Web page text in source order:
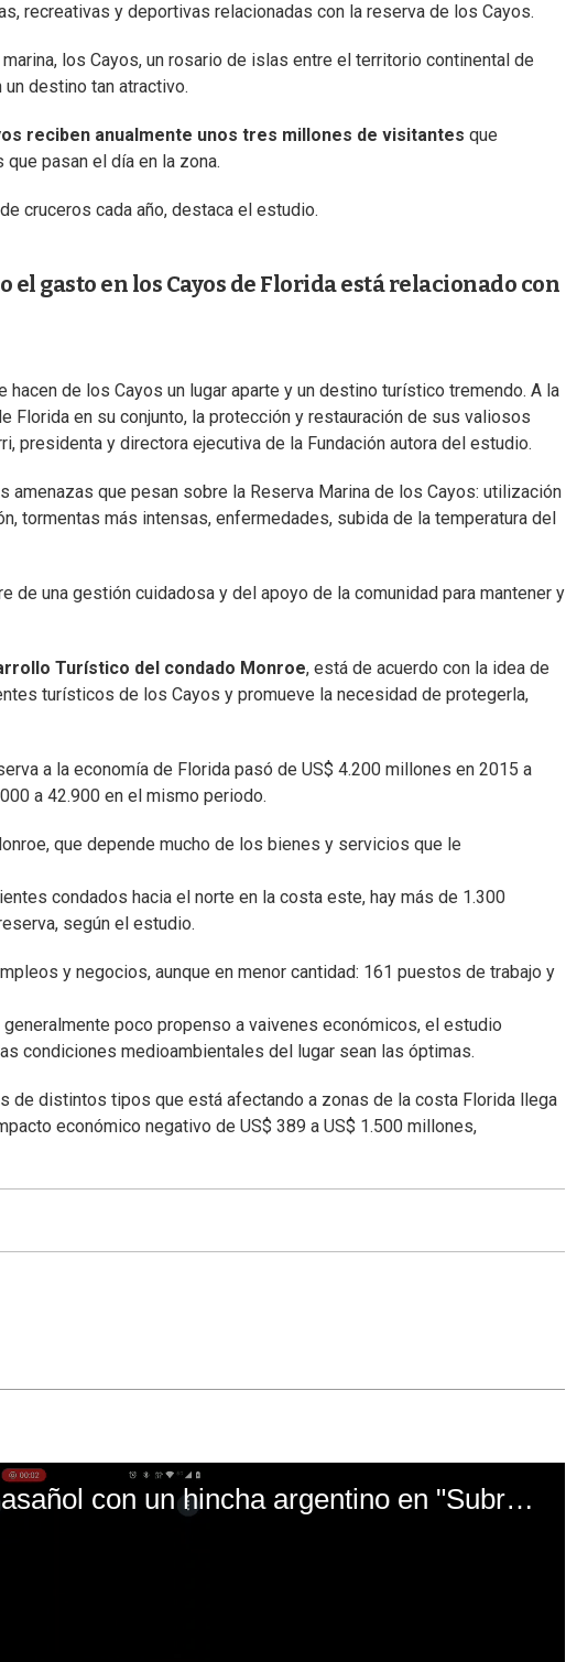
recreativas y deportivas relacionadas con la reserva de los Cayos.
los Cayos, un rosario de islas entre el territorio continental de
un destino tan atractivo.
reciben anualmente unos tres millones de visitantes que
pasan el día en la zona.
cruceros cada año, destaca el estudio.
el gasto en los Cayos de Florida está relacionado con
de los Cayos un lugar aparte y un destino turístico tremendo. A la
Florida en su conjunto, la protección y restauración de sus valiosos
presidenta y directora ejecutiva de la Fundación autora del estudio.
amenazas que pesan sobre la Reserva Marina de los Cayos: utilización
tormentas más intensas, enfermedades, subida de la temperatura del
de una gestión cuidadosa y del apoyo de la comunidad para mantener y
Turístico del condado Monroe, está de acuerdo con la idea de
turísticos de los Cayos y promueve la necesidad de protegerla,
a la economía de Florida pasó de US$ 4.200 millones en 2015 a
a 42.900 en el mismo periodo.
que depende mucho de los bienes y servicios que le
condados hacia el norte en la costa este, hay más de 1.300
según el estudio.
y negocios, aunque en menor cantidad: 161 puestos de trabajo y
poco propenso a vaivenes económicos, el estudio
condiciones medioambientales del lugar sean las óptimas.
de distintos tipos que está afectando a zonas de la costa Florida llega
económico negativo de US$ 389 a US$ 1.500 millones,
El mal momento de Yanina Gasañol con un hincha argentino en "Subrayado"